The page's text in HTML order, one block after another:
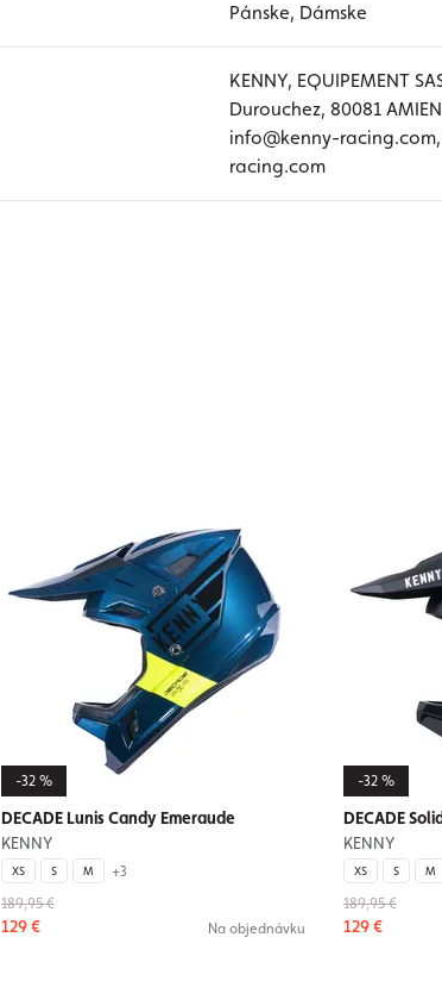
Pánske, Dámske
KENNY, EQUIPEMENT
Durouchez, 80081
info@kenny-
racing.com
-32 %
DECADE Lunis Candy Emeraude
KENNY
XS S M
+3
189,95 €
129 € Na objednávku
-32 %
DECADE
KENNY
XS S M
189,95 €
129 €